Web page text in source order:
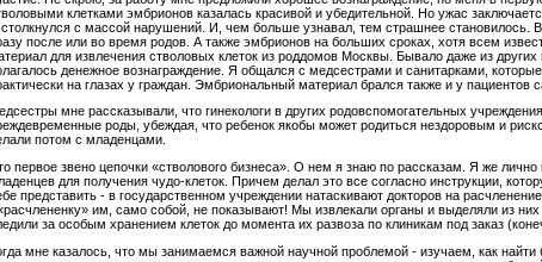
клетками эмбрионов казалась красивой и убедительной. Но ужас
с массой нарушений. И, чем больше узнавал, тем страшнее
после или во время родов. А также эмбрионов на больших сроках, хотя всем
для извлечения стволовых клеток из роддомов Москвы. Бывало даже из
денежное вознаграждение. Я общался с медсестрами и санитарками,
на глазах у граждан. Эмбриональный материал брался также и у пациентов
мне рассказывали, что гинекологи в других родовспомогательных
роды, убеждая, что ребенок якобы может родиться нездоровым и
потом с младенцами.
первое звено цепочки «стволового бизнеса». О нем я знаю по рассказам. Я же
для получения чудо-клеток. Причем делал это все согласно инструкции,
представить - в государственном учреждении натаскивают докторов на
им, само собой, не показывают! Мы извлекали органы и выделяли из
за особым хранением клеток до момента их развоза по клиникам под заказ
мне казалось, что мы занимаемся важной научной проблемой - изучаем, как